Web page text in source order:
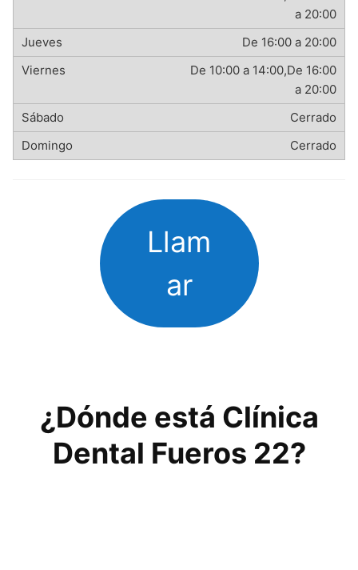
a 20:00
De 16:00 a 20:00
De 10:00 a 14:00,De 16:00
a 20:00
Cerrado
Cerrado
Llam
ar
¿Dónde está Clínica
Dental Fueros 22?